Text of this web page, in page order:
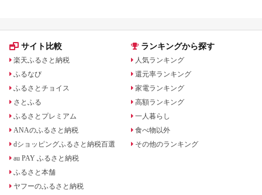
サイト比較
楽天ふるさと納税
ふるなび
ふるさとチョイス
さとふる
ふるさとプレミアム
ANAのふるさと納税
dショッピングふるさと納税百選
au PAY ふるさと納税
ふるさと本舗
ヤフーのふるさと納税
ランキングから探す
人気ランキング
還元率ランキング
家電ランキング
高額ランキング
一人暮らし
食べ物以外
その他のランキング